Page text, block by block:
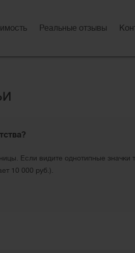
Реальные отзывы
Если видите однотипные значки
10 000 руб.).